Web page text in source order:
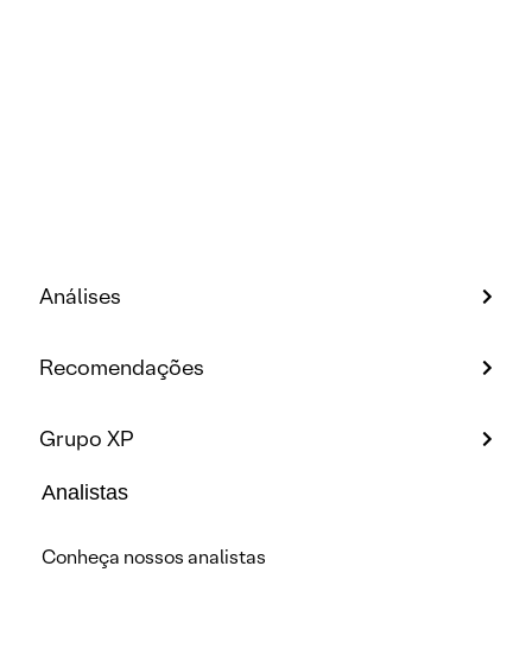
Análises
Recomendações
Grupo XP
Analistas
Conheça nossos analistas